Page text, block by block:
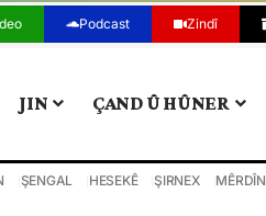
Podcast Zindî
JIN ÇAND Û HÛNER
ŞENGAL HESEKÊ ŞIRNEX MÊRDÎN